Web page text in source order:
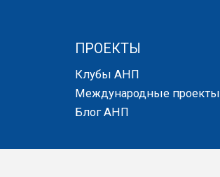
ПРОЕКТЫ
Клубы АНП
Международные проекты
Блог АНП